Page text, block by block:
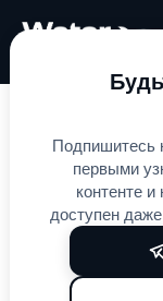
Подпишитесь
первыми
контенте
доступен